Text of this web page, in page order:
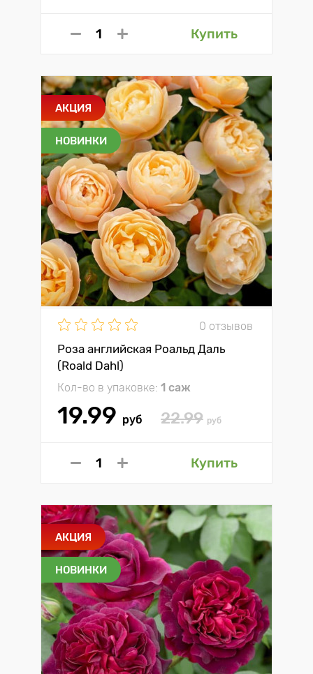
Купить
АКЦИЯ
НОВИНКИ
0 отзывов
Роза английская Роальд Даль
(Roald Dahl)
Кол-во в упаковке: 1 саж
19.99 руб 22.99 руб
Купить
АКЦИЯ
НОВИНКИ